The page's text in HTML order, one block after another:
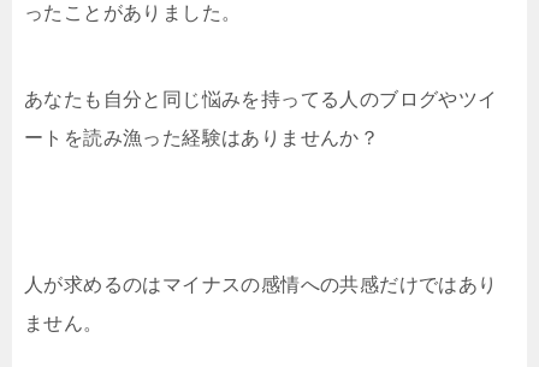
ったことがありました。
あなたも自分と同じ悩みを持ってる人のブログやツイ
ートを読み漁った経験はありませんか？
人が求めるのはマイナスの感情への共感だけではあり
ません。